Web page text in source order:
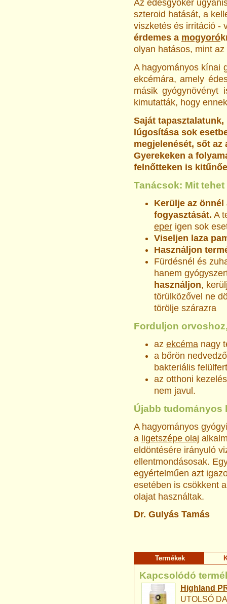
Az édesgyökér
szteroid hatását, a
viszketés és irri­táció -
érde­mes a mogyoró
olyan hatásos, mint
A hagyományos kínai
ekcémára, amely
másik gyógynövényt
kimutatták, hogy
Saját
lúgosítása sok
megjelenését, sőt az
Gyerekeken a
felnőtteken is
Tanácsok: Mit
Kerülje az
fogyasztását. A
eper igen sok
Viseljen laza
Használjon
Fürdésnél és
hanem
használjon,
törülközővel ne
törölje szárazra
Forduljon
az ekcéma nagy
a bőrön
bakteriális
az otthoni
nem javul.
Újabb tudományos
A hagyományos
a ligetszépe olaj
eldöntésére irányuló
ellentmondásosak.
egyértelműen azt
esetében is csökkent
olajat használtak.
Dr. Gulyás Tamás
Termékek
Kapcsolódó
Highland
UTOLSÓ